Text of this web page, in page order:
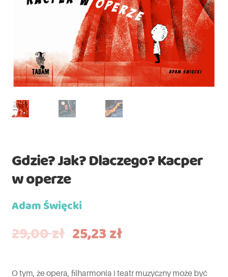
Gdzie? Jak? Dlaczego? Kacper
w operze
Adam Święcki
29,00zł 25,23zł
O tym, że opera, filharmonia i teatr muzyczny może być